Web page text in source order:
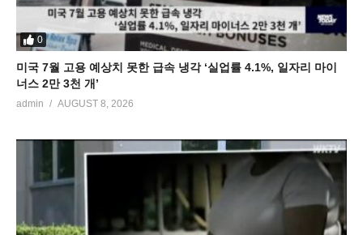
0
미국 7월 고용 예상치 못한 급속 냉각 ‘실업률 4.1%, 일자리 마이
너스 2만 3천 개’
admin AUGUST 8, 2026